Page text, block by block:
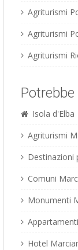
Agriturismi
Agriturismi
Agriturismi
Isola d'Elba
Agriturismi
Destinazioni
Comuni
Monumenti
Hotel